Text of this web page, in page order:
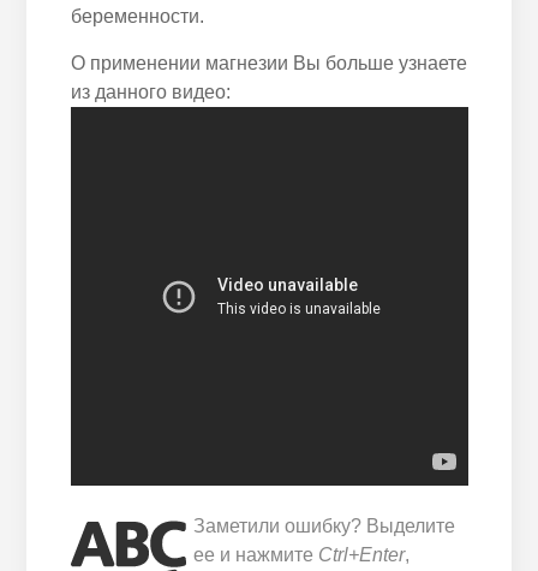
беременности.
О применении магнезии Вы больше узнаете
из данного видео:
Заметили ошибку? Выделите
ее и нажмите Ctrl+Enter,